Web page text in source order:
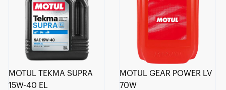
MOTUL TEKMA SUPRA
15W-40 EL
MOTUL GEAR POWER LV
70W